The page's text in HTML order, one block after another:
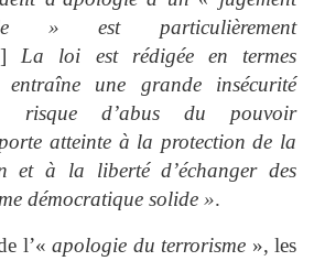
» est particulièrement
La loi est rédigée en termes
une grande insécurité
risque d’abus du pouvoir
atteinte à la protection de la
et à la liberté d’échanger des
démocratique solide ».
l’«apologie du terrorisme », les